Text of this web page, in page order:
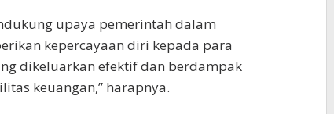
upaya pemerintah dalam
kepercayaan diri kepada para
dikeluarkan efektif dan berdampak
keuangan,” harapnya.